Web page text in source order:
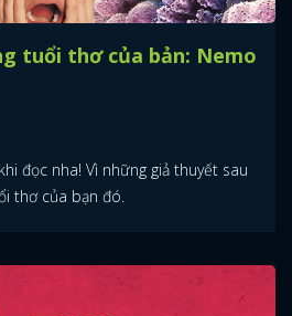
tuổi thơ của bản: Nemo
đọc nha! Vì những giả thuyết sau
thơ của bạn đó.